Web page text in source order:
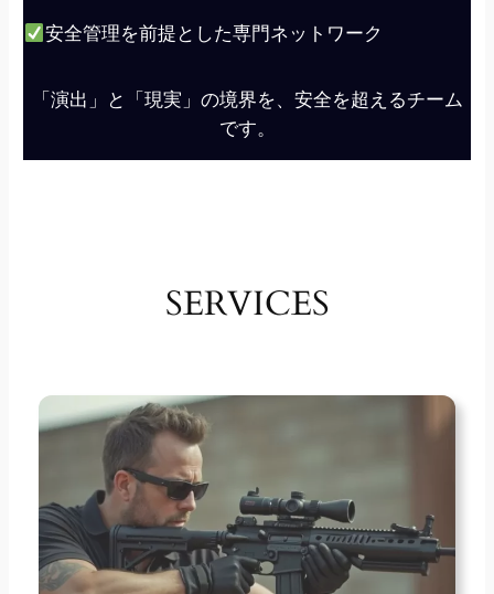
安全管理を前提とした専門ネットワーク
「演出」と「現実」の境界を、安全を超えるチーム
です。
SERVICES